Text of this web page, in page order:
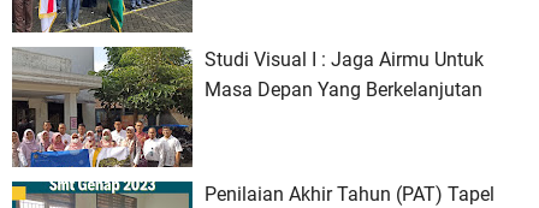
Studi Visual I : Jaga Airmu Untuk
Masa Depan Yang Berkelanjutan
Penilaian Akhir Tahun (PAT) Tapel